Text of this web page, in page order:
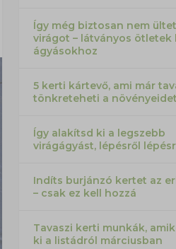
Így még biztosan nem
virágot – látványos ötletek
ágyásokhoz
5 kerti kártevő, ami már
tönkreteheti a növényeidet
Így alakítsd ki a legszebb
virágágyást, lépésről
Indíts burjánzó kertet az
– csak ez kell hozzá
Tavaszi kerti munkák,
ki a listádról márciusban